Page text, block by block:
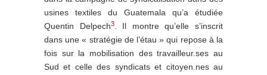
usines textiles du Guatemala qu’a étudiée
Quentin Delpech3. Il montre qu’elle s’inscrit
dans une « stratégie de l’étau » qui repose à la
fois sur la mobilisation des travailleur.ses au
Sud et celle des syndicats et citoyen.nes au